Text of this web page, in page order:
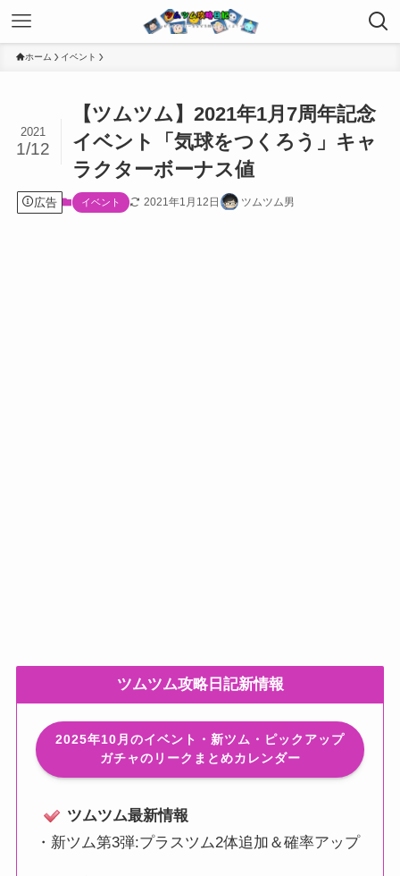
ホーム イベント
【ツムツム】2021年1月7周年記念
イベント「気球をつくろう」キャ
ラクターボーナス値
2021
1/12
広告 イベント 2021年1月12日 ツムツム男
ツムツム攻略日記新情報
2025年10月のイベント・新ツム・ピックアップ
ガチャのリークまとめカレンダー
ツムツム最新情報
・ 新ツム第3弾:プラスツム2体追加＆確率アップ